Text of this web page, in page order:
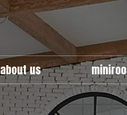
about us
miniroom
use